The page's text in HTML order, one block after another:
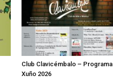
Club Clavicémbalo – Programa
Xuño 2026